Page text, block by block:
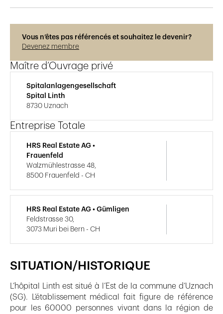
SITUATION/HISTORIQUE
L’hôpital Linth est situé à l’Est de la commune d‘Uznach
(SG). L’établissement médical fait figure de référence
pour les 60000 personnes vivant dans la région de
Vous n’êtes pas référencés et souhaitez le devenir?
Devenez membre
Maître d’Ouvrage privé
Spitalanlagengesellschaft
Spital Linth
8730 Uznach
Entreprise Totale
HRS Real Estate AG •
Frauenfeld
Walzmühlestrasse 48,
8500 Frauenfeld - CH
HRS Real Estate AG • Gümligen
Feldstrasse 30,
3073 Muri bei Bern - CH